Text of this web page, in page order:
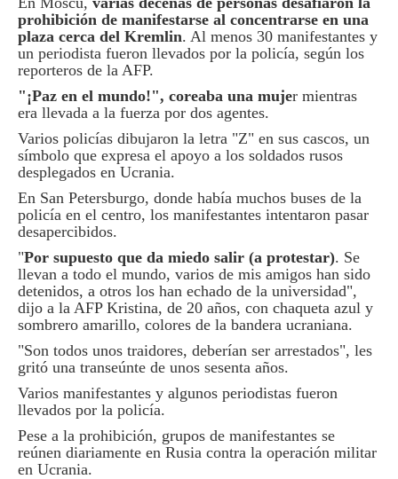
prohibición de manifestarse al concentrarse en una
plaza cerca del Kremlin. Al menos 30 manifestantes y
un periodista fueron llevados por la policía, según los
reporteros de la AFP.
"¡Paz en el mundo!", coreaba una mujer mientras
era llevada a la fuerza por dos agentes.
Varios policías dibujaron la letra "Z" en sus cascos, un
símbolo que expresa el apoyo a los soldados rusos
desplegados en Ucrania.
En San Petersburgo, donde había muchos buses de la
policía en el centro, los manifestantes intentaron pasar
desapercibidos.
"Por supuesto que da miedo salir (a protestar). Se
llevan a todo el mundo, varios de mis amigos han sido
detenidos, a otros los han echado de la universidad",
dijo a la AFP Kristina, de 20 años, con chaqueta azul y
sombrero amarillo, colores de la bandera ucraniana.
"Son todos unos traidores, deberían ser arrestados", les
gritó una transeúnte de unos sesenta años.
Varios manifestantes y algunos periodistas fueron
llevados por la policía.
Pese a la prohibición, grupos de manifestantes se
reúnen diariamente en Rusia contra la operación militar
en Ucrania.